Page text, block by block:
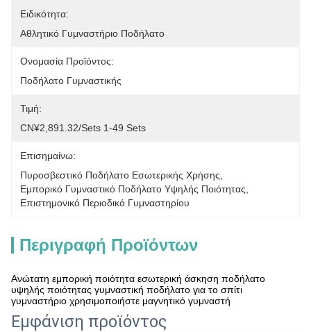
Ειδικότητα:
Αθλητικό Γυμναστήριο Ποδήλατο
Ονομασία Προϊόντος:
Ποδήλατο Γυμναστικής
Τιμή:
CN¥2,891.32/sets 1-49 Sets
Επισημαίνω:
Πυροσβεστικό Ποδήλατο Εσωτερικής Χρήσης
Εμπορικό Γυμναστικό Ποδήλατο Υψηλής Ποιότητας
Επιστημονικό Περιοδικό Γυμναστηρίου
Περιγραφή Προϊόντων
Ανώτατη εμπορική ποιότητα εσωτερική άσκηση ποδήλατο
υψηλής ποιότητας γυμναστική ποδήλατο για το σπίτι
γυμναστήριο χρησιμοποιήστε μαγνητικό γυμναστή
Εμφάνιση προϊόντος